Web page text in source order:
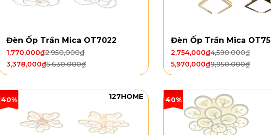
Đèn Ốp Trần Mica OT7022
2,950,000₫
1,770,000₫
5,630,000₫
3,378,000₫
Đèn Ốp Trần Mica OT75
4,590,000₫
2,754,000₫
9,950,000₫
5,970,000₫
40% 127HOME 40%